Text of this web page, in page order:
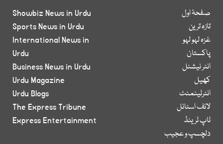
صفحۂ اول
تازہ ترین
غزہ لہو لہو
پاکستان
انٹر نیشنل
کھیل
انٹرٹینمنٹ
لائف اسٹائل
ٹاپ ٹرینڈ
دلچسپ و عجیب
Showbiz News in Urdu
Sports News in Urdu
International News in
Urdu
Business News in Urdu
Urdu Magazine
Urdu Blogs
The Express Tribune
Express Entertainment